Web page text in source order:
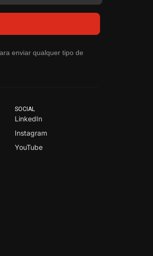
enviar qualquer tipo de
SOCIAL
LinkedIn
Instagram
YouTube